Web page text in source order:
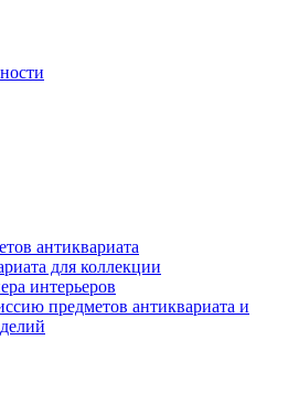
антиквариата
для коллекции
интерьеров
предметов антиквариата и